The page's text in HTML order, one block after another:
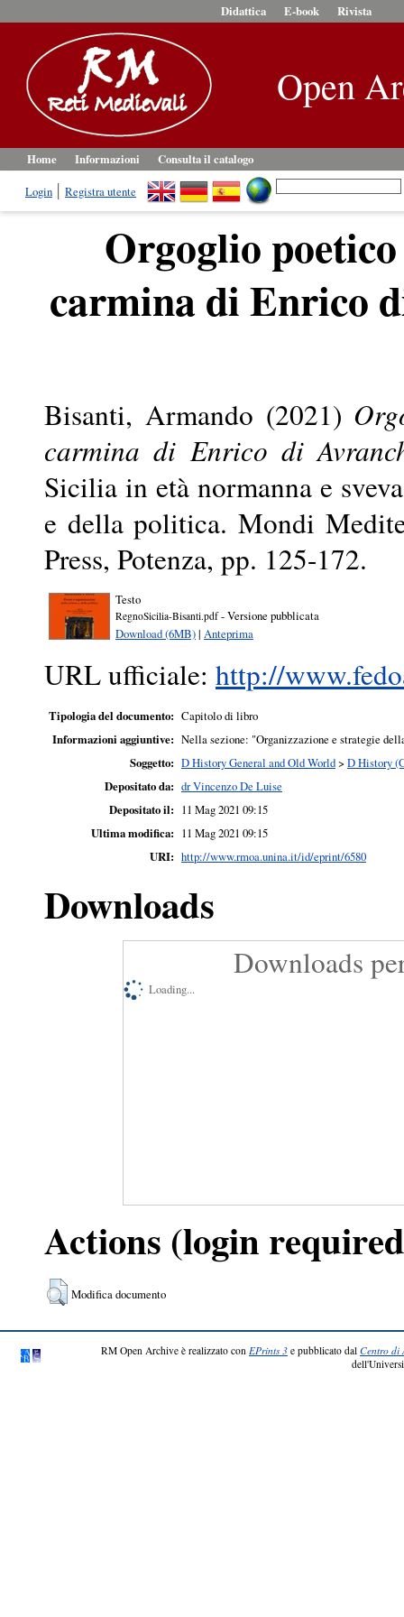
Didattica E-book Rivista
Open
Home Informazioni
Consulta il catalogo
Login
Registra utente
Orgoglio
carmina di Enrico
Bisanti, Armando (2021)
carmina di Enrico di
Sicilia in età normanna e
e della politica. Mondi
Press, Potenza, pp. 125-172.
Testo
RegnoSicilia-Bisanti.pdf- Versione pubblicata
Download (6MB)| Anteprima
URL ufficiale: http://
Tipologia del documento: Capitolo di libro
Informazioni aggiuntive: Nella sezione: "Organizzazione e strategie
Soggetto: D History General and Old World> D History
Depositato da: dr Vincenzo De Luise
Depositato il: 11 Mag 2021 09:15
Ultima modifica: 11 Mag 2021 09:15
URI: http://www.rmoa.unina.it/id/eprint/6580
Downloads
Downloads
Loading...
Actions (login
Modifica documento
RM Open Archive è realizzato con EPrints 3 e pubblicato dal Centro di